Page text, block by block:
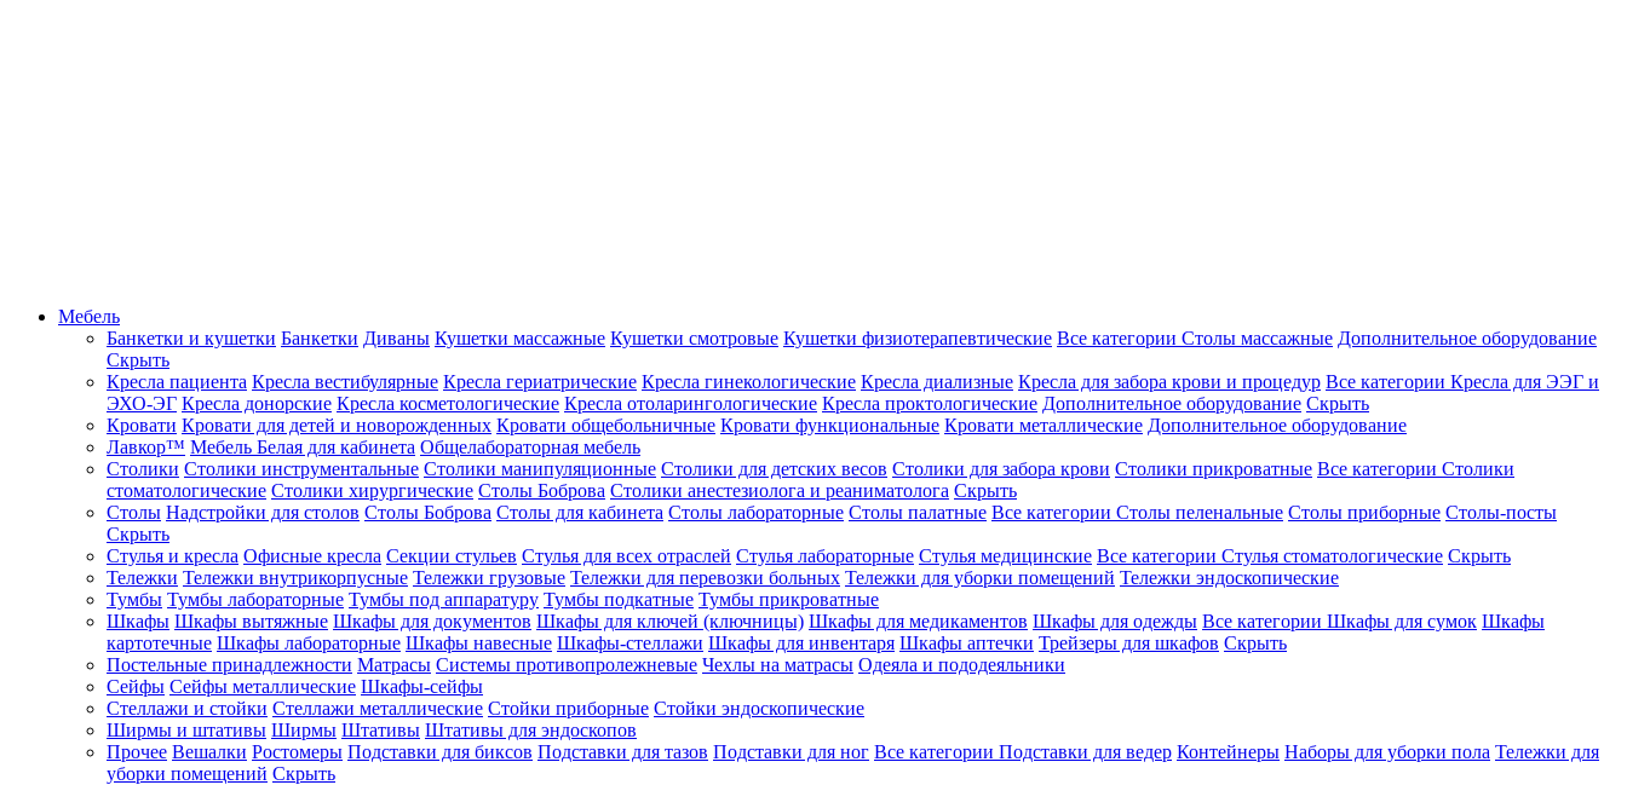
Мебель
Банкетки и кушетки Банкетки Диваны Кушетки массажные Кушетки смотровые Кушетки физиотерапевтические Все категории Столы массажные Дополнительное оборудование
Скрыть
Кресла пациента Кресла вестибулярные Кресла гериатрические Кресла гинекологические Кресла диализные Кресла для забора крови и процедур Все категории Кресла для ЭЭГ и
ЭХО-ЭГ Кресла донорские Кресла косметологические Кресла отоларингологические Кресла проктологические Дополнительное оборудование Скрыть
Кровати Кровати для детей и новорожденных Кровати общебольничные Кровати функциональные Кровати металлические Дополнительное оборудование
Лавкор™ Мебель Белая для кабинета Общелабораторная мебель
Столики Столики инструментальные Столики манипуляционные Столики для детских весов Столики для забора крови Столики прикроватные Все категории Столики
стоматологические Столики хирургические Столы Боброва Столики анестезиолога и реаниматолога Скрыть
Столы Надстройки для столов Столы Боброва Столы для кабинета Столы лабораторные Столы палатные Все категории Столы пеленальные Столы приборные Столы-посты
Скрыть
Стулья и кресла Офисные кресла Секции стульев Стулья для всех отраслей Стулья лабораторные Стулья медицинские Все категории Стулья стоматологические Скрыть
Тележки Тележки внутрикорпусные Тележки грузовые Тележки для перевозки больных Тележки для уборки помещений Тележки эндоскопические
Тумбы Тумбы лабораторные Тумбы под аппаратуру Тумбы подкатные Тумбы прикроватные
Шкафы Шкафы вытяжные Шкафы для документов Шкафы для ключей (ключницы) Шкафы для медикаментов Шкафы для одежды Все категории Шкафы для сумок Шкафы
картотечные Шкафы лабораторные Шкафы навесные Шкафы-стеллажи Шкафы для инвентаря Шкафы аптечки Трейзеры для шкафов Скрыть
Постельные принадлежности Матрасы Системы противопролежневые Чехлы на матрасы Одеяла и пододеяльники
Сейфы Сейфы металлические Шкафы-сейфы
Стеллажи и стойки Стеллажи металлические Стойки приборные Стойки эндоскопические
Ширмы и штативы Ширмы Штативы Штативы для эндоскопов
Прочее Вешалки Ростомеры Подставки для биксов Подставки для тазов Подставки для ног Все категории Подставки для ведер Контейнеры Наборы для уборки пола Тележки для
уборки помещений Скрыть